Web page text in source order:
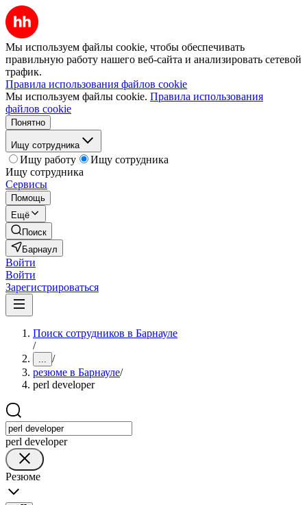
Мы используем файлы cookie, чтобы обеспечивать
правильную работу нашего веб-сайта и анализировать сетевой
трафик.
Правила использования файлов cookie
Мы используем файлы cookie. Правила использования
файлов cookie
Понятно
Ищу сотрудника
Ищу работу
Ищу сотрудника
Ищу сотрудника
Сервисы
Помощь
Ещё
Поиск
Барнаул
Войти
Войти
Зарегистрироваться
Поиск сотрудников в Барнауле
/
... /
резюме в Барнауле/
perl developer
perl developer
Резюме